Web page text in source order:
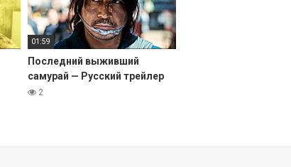
01:59
Последний выживший
самурай — Русский трейлер
(Субтитры, 2025) Netflix
2